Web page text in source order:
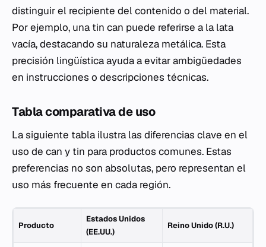
distinguir el recipiente del contenido o del material.
Por ejemplo, una tin can puede referirse a la lata
vacía, destacando su naturaleza metálica. Esta
precisión lingüística ayuda a evitar ambigüedades
en instrucciones o descripciones técnicas.
Tabla comparativa de uso
La siguiente tabla ilustra las diferencias clave en el
uso de can y tin para productos comunes. Estas
preferencias no son absolutas, pero representan el
uso más frecuente en cada región.
Producto
Estados Unidos
(EE.UU.)
Reino Unido (R.U.)